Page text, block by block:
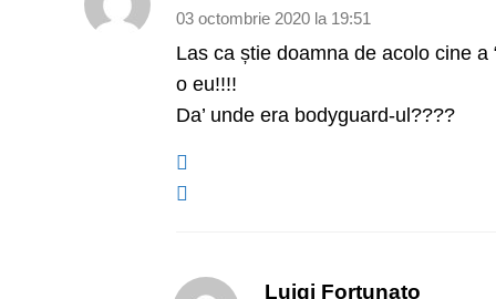
03 octombrie 2020 la 19:51
Las ca știe doamna de acolo cine
o eu!!!!
Da’ unde era bodyguard-ul????
Luigi Fortunato